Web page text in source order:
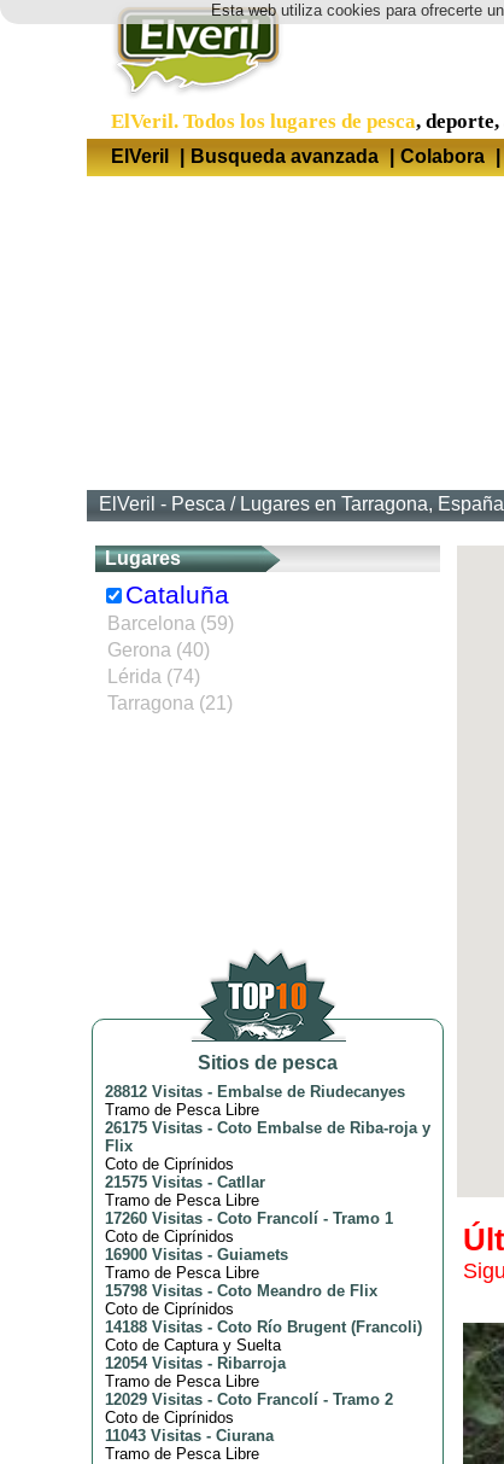
Esta web utiliza cookies para ofrecerte
ElVeril. Todos los lugares de pesca,
ElVeril | Busqueda avanzada | Colabora |
ElVeril - Pesca / Lugares en Tarragona, España
Lugares
Cataluña
Barcelona (59)
Gerona (40)
Lérida (74)
Tarragona (21)
Sitios de pesca
28812 Visitas - Embalse de Riudecanyes
Tramo de Pesca Libre
26175 Visitas - Coto Embalse de Riba-roja y
Flix
Coto de Ciprínidos
21575 Visitas - Catllar
Tramo de Pesca Libre
17260 Visitas - Coto Francolí - Tramo 1
Coto de Ciprínidos
16900 Visitas - Guiamets
Tramo de Pesca Libre
15798 Visitas - Coto Meandro de Flix
Coto de Ciprínidos
14188 Visitas - Coto Río Brugent (Francoli)
Coto de Captura y Suelta
12054 Visitas - Ribarroja
Tramo de Pesca Libre
12029 Visitas - Coto Francolí - Tramo 2
Coto de Ciprínidos
11043 Visitas - Ciurana
Tramo de Pesca Libre